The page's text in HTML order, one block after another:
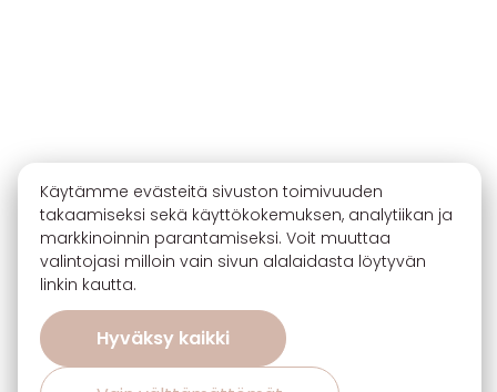
Käytämme evästeitä sivuston toimivuuden
takaamiseksi sekä käyttökokemuksen, analytiikan ja
markkinoinnin parantamiseksi. Voit muuttaa
valintojasi milloin vain sivun alalaidasta löytyvän
linkin kautta.
Hyväksy kaikki